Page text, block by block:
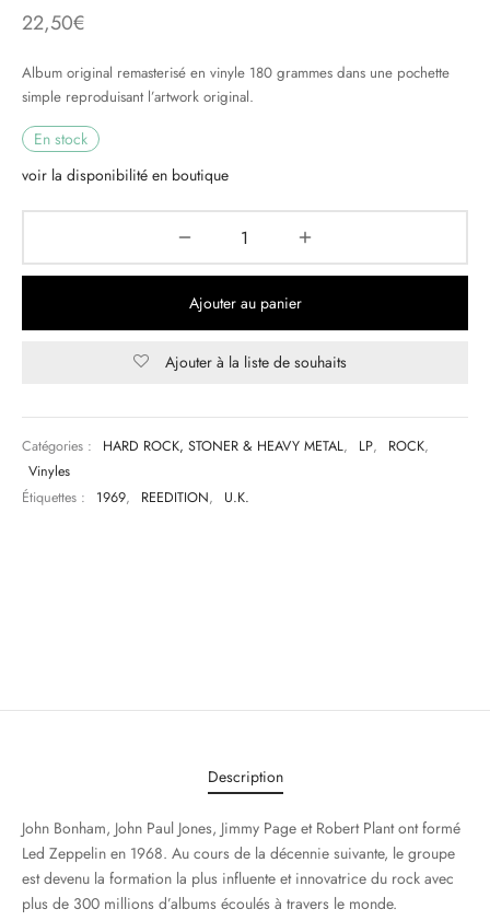
22,50€
Album original remasterisé en vinyle 180 grammes dans une pochette
simple reproduisant l’artwork original.
En stock
voir la disponibilité en boutique
Ajouter au panier
Ajouter à la liste de souhaits
Catégories : HARD ROCK, STONER & HEAVY METAL, LP, ROCK,
Vinyles
Étiquettes :
1969, REEDITION, U.K.
Description
John Bonham, John Paul Jones, Jimmy Page et Robert Plant ont formé
Led Zeppelin en 1968. Au cours de la décennie suivante, le groupe
est devenu la formation la plus influente et innovatrice du rock avec
plus de 300 millions d’albums écoulés à travers le monde.
MUSIQUES IMPROVISEES
DU MONDE
CLASSIQUE
DAY 2025